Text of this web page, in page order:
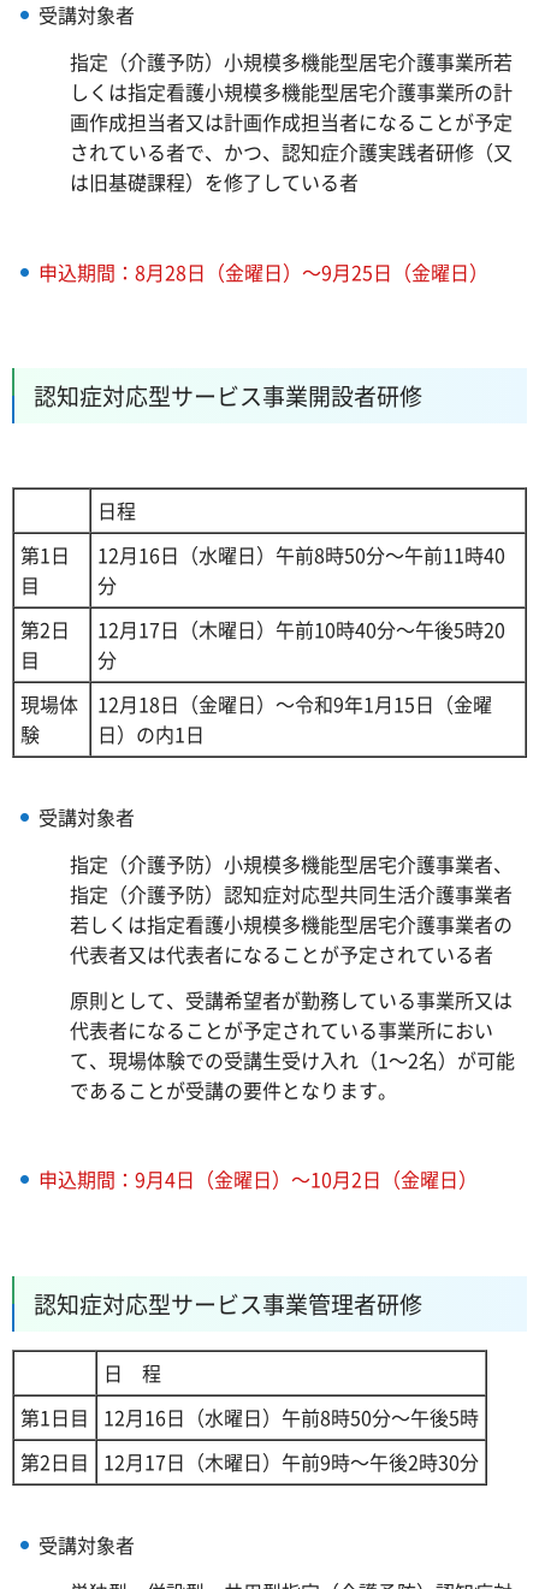
受講対象者
指定（介護予防）小規模多機能型居宅介護事業所若
しくは指定看護小規模多機能型居宅介護事業所の計
画作成担当者又は計画作成担当者になることが予定
されている者で、かつ、認知症介護実践者研修（又
は旧基礎課程）を修了している者
申込期間：8月28日（金曜日）～9月25日（金曜日）
認知症対応型サービス事業開設者研修
日程
第1日
目
12月16日（水曜日）午前8時50分～午前11時40
分
第2日
目
12月17日（木曜日）午前10時40分～午後5時20
分
現場体
験
12月18日（金曜日）～令和9年1月15日（金曜
日）の内1日
受講対象者
指定（介護予防）小規模多機能型居宅介護事業者、
指定（介護予防）認知症対応型共同生活介護事業者
若しくは指定看護小規模多機能型居宅介護事業者の
代表者又は代表者になることが予定されている者
原則として、受講希望者が勤務している事業所又は
代表者になることが予定されている事業所におい
て、現場体験での受講生受け入れ（1～2名）が可能
であることが受講の要件となります。
申込期間：9月4日（金曜日）～10月2日（金曜日）
認知症対応型サービス事業管理者研修
日
程
第1日目
12月16日（水曜日）午前8時50分～午後5時
第2日目
12月17日（木曜日）午前9時～午後2時30分
受講対象者